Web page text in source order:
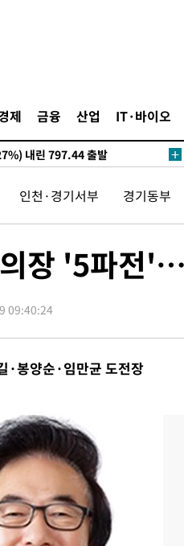
제 금융 산업 IT·바이오
한축구협회·축구회관 등 압수수
과잉생산 결과 발표 8월 중 예
시장에 백승주·윤난실
내린 797.44 출발
달 연속 사상 최대
도 관측 가능성도
기대속 뉴욕증시 혼조 마감 다
항로 합의" 이란 외무부 대변인
풍 지나며 폭염 잠시 꺾인다"
맹공…"공산주의가 최대 위협"
이란 호르무즈 통제권' 수용할까
한축구협회·축구회관 등 압수수
조 과잉생산 결과 발표 8월 중 예
…4%대 급락
시장에 백승주·윤난실
식 '초열대야' 30도 넘어
내린 797.44 출발
인천·경기서부 경기동부
장 '5파전
09:40:24
·봉양순·임만균 도전장